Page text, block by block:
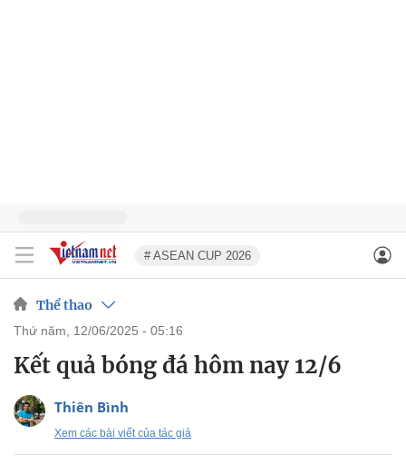
# ASEAN CUP 2026
Thể thao
thứ năm, 12/06/2025 - 05:16
Kết quả bóng đá hôm nay 12/6
Thiên Bình
Xem các bài viết của tác giả